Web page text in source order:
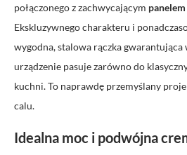
połączonego z zachwycającym
Ekskluzywnego charakteru i
wygodna, stalowa rączka gwarantująca
urządzenie pasuje zarówno do
kuchni. To naprawdę przemyślany
calu.
Idealna moc i podwójna